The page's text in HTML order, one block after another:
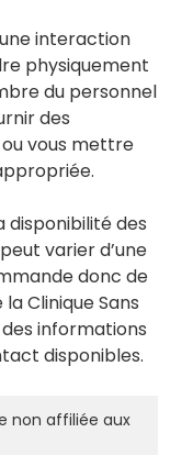
interaction
physiquement
du personnel
des
vous mettre
des
varier d’une
donc de
Clinique Sans
informations
disponibles.
non affiliée aux